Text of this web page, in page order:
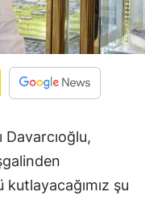
Davarcıoğlu,
kutlayacağımız şu